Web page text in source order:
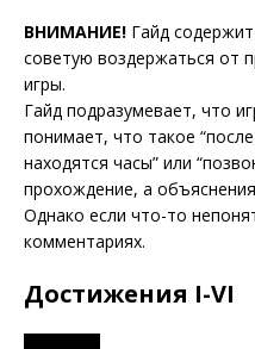
ВНИМАНИЕ! Гайд
советую воздержаться от
игры.
Гайд подразумевает, что
понимает, что такое
находятся часы” или
прохождение, а
Однако если что-то
комментариях.
Достижения I-VI